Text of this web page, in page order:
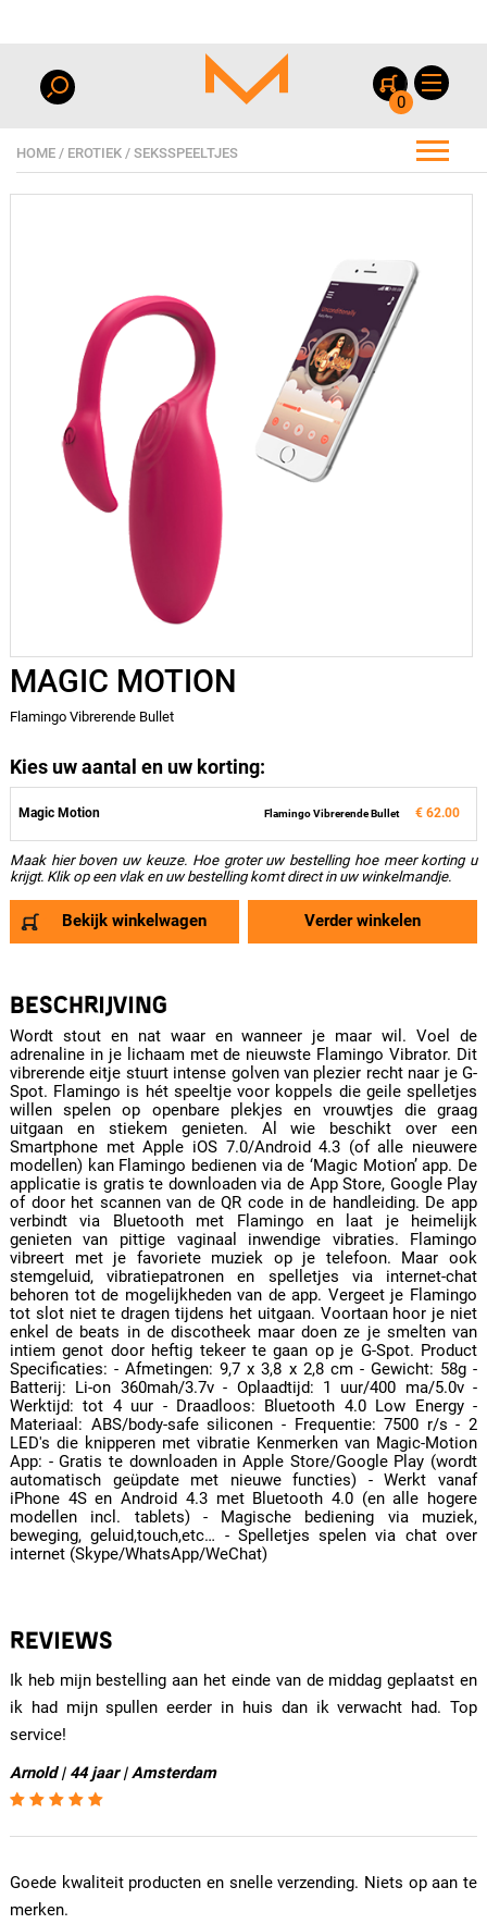
0
HOME / EROTIEK / SEKSSPEELTJES
MAGIC MOTION
Flamingo Vibrerende Bullet
Kies uw aantal en uw korting:
Magic Motion Flamingo Vibrerende Bullet € 62.00
Maak hier boven uw keuze. Hoe groter uw bestelling hoe meer korting u
krijgt. Klik op een vlak en uw bestelling komt direct in uw winkelmandje.
Bekijk winkelwagen Verder winkelen
BESCHRIJVING
Wordt stout en nat waar en wanneer je maar wil. Voel de
adrenaline in je lichaam met de nieuwste Flamingo Vibrator. Dit
vibrerende eitje stuurt intense golven van plezier recht naar je G-
Spot. Flamingo is hét speeltje voor koppels die geile spelletjes
willen spelen op openbare plekjes en vrouwtjes die graag
uitgaan en stiekem genieten. Al wie beschikt over een
Smartphone met Apple iOS 7.0/Android 4.3 (of alle nieuwere
modellen) kan Flamingo bedienen via de ‘Magic Motion’ app. De
applicatie is gratis te downloaden via de App Store, Google Play
of door het scannen van de QR code in de handleiding. De app
verbindt via Bluetooth met Flamingo en laat je heimelijk
genieten van pittige vaginaal inwendige vibraties. Flamingo
vibreert met je favoriete muziek op je telefoon. Maar ook
stemgeluid, vibratiepatronen en spelletjes via internet-chat
behoren tot de mogelijkheden van de app. Vergeet je Flamingo
tot slot niet te dragen tijdens het uitgaan. Voortaan hoor je niet
enkel de beats in de discotheek maar doen ze je smelten van
intiem genot door heftig tekeer te gaan op je G-Spot. Product
Specificaties: - Afmetingen: 9,7 x 3,8 x 2,8 cm - Gewicht: 58g -
Batterij: Li-on 360mah/3.7v - Oplaadtijd: 1 uur/400 ma/5.0v -
Werktijd: tot 4 uur - Draadloos: Bluetooth 4.0 Low Energy -
Materiaal: ABS/body-safe siliconen - Frequentie: 7500 r/s - 2
LED's die knipperen met vibratie Kenmerken van Magic-Motion
App: - Gratis te downloaden in Apple Store/Google Play (wordt
automatisch geüpdate met nieuwe functies) - Werkt vanaf
iPhone 4S en Android 4.3 met Bluetooth 4.0 (en alle hogere
modellen incl. tablets) - Magische bediening via muziek,
beweging, geluid,touch,etc… - Spelletjes spelen via chat over
internet (Skype/WhatsApp/WeChat)
REVIEWS
Ik heb mijn bestelling aan het einde van de middag geplaatst en
ik had mijn spullen eerder in huis dan ik verwacht had. Top
service!
Arnold | 44 jaar | Amsterdam
Goede kwaliteit producten en snelle verzending. Niets op aan te
merken.